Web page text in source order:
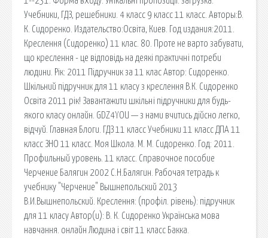
Учебники, ГДЗ, решебники. 4 класс 9 класс 11 класс. Авторы:В.
К. Сидоренко. Издательство:Освіта, Киев. Год издания:2011.
Креслення (Сидоренко) 11 клас. 80. Проте не варто забувати,
що креслення - це відповідь на деякі практичні потреби
людини. Рік: 2011 Підручник за 11 клас Автор: Сидоренко.
Шкільний підручник для 11 класу з креслення В.К. Сидоренко
Освіта 2011 рік! Завантажити шкільні підручники для будь-
якого класу онлайн. GDZ4YOU — з нами вчитись дійсно легко,
відчуй. Главная Блоги. ГДЗ 11 класс Учебники 11 класс ДПА 11
класс ЗНО 11 класс. Моя Школа. М. М. Сидоренко. Год: 2011.
Профильный уровень. 11 класс. Справочное пособие
Черчение Балягин 2002 С.Н.Балягин. Рабочая тетрадь к
учебнику "Черчение" Вышнепольский 2013
В.И.Вышнепольский. Креслення: (профіл. рівень): підручник
для 11 класу Автор(и): В. К. Сидоренко Українська мова
навчання. онлайн Людина і світ 11 класс Бакка.